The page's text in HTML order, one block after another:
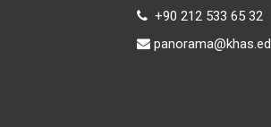
+90 212 533 65 32